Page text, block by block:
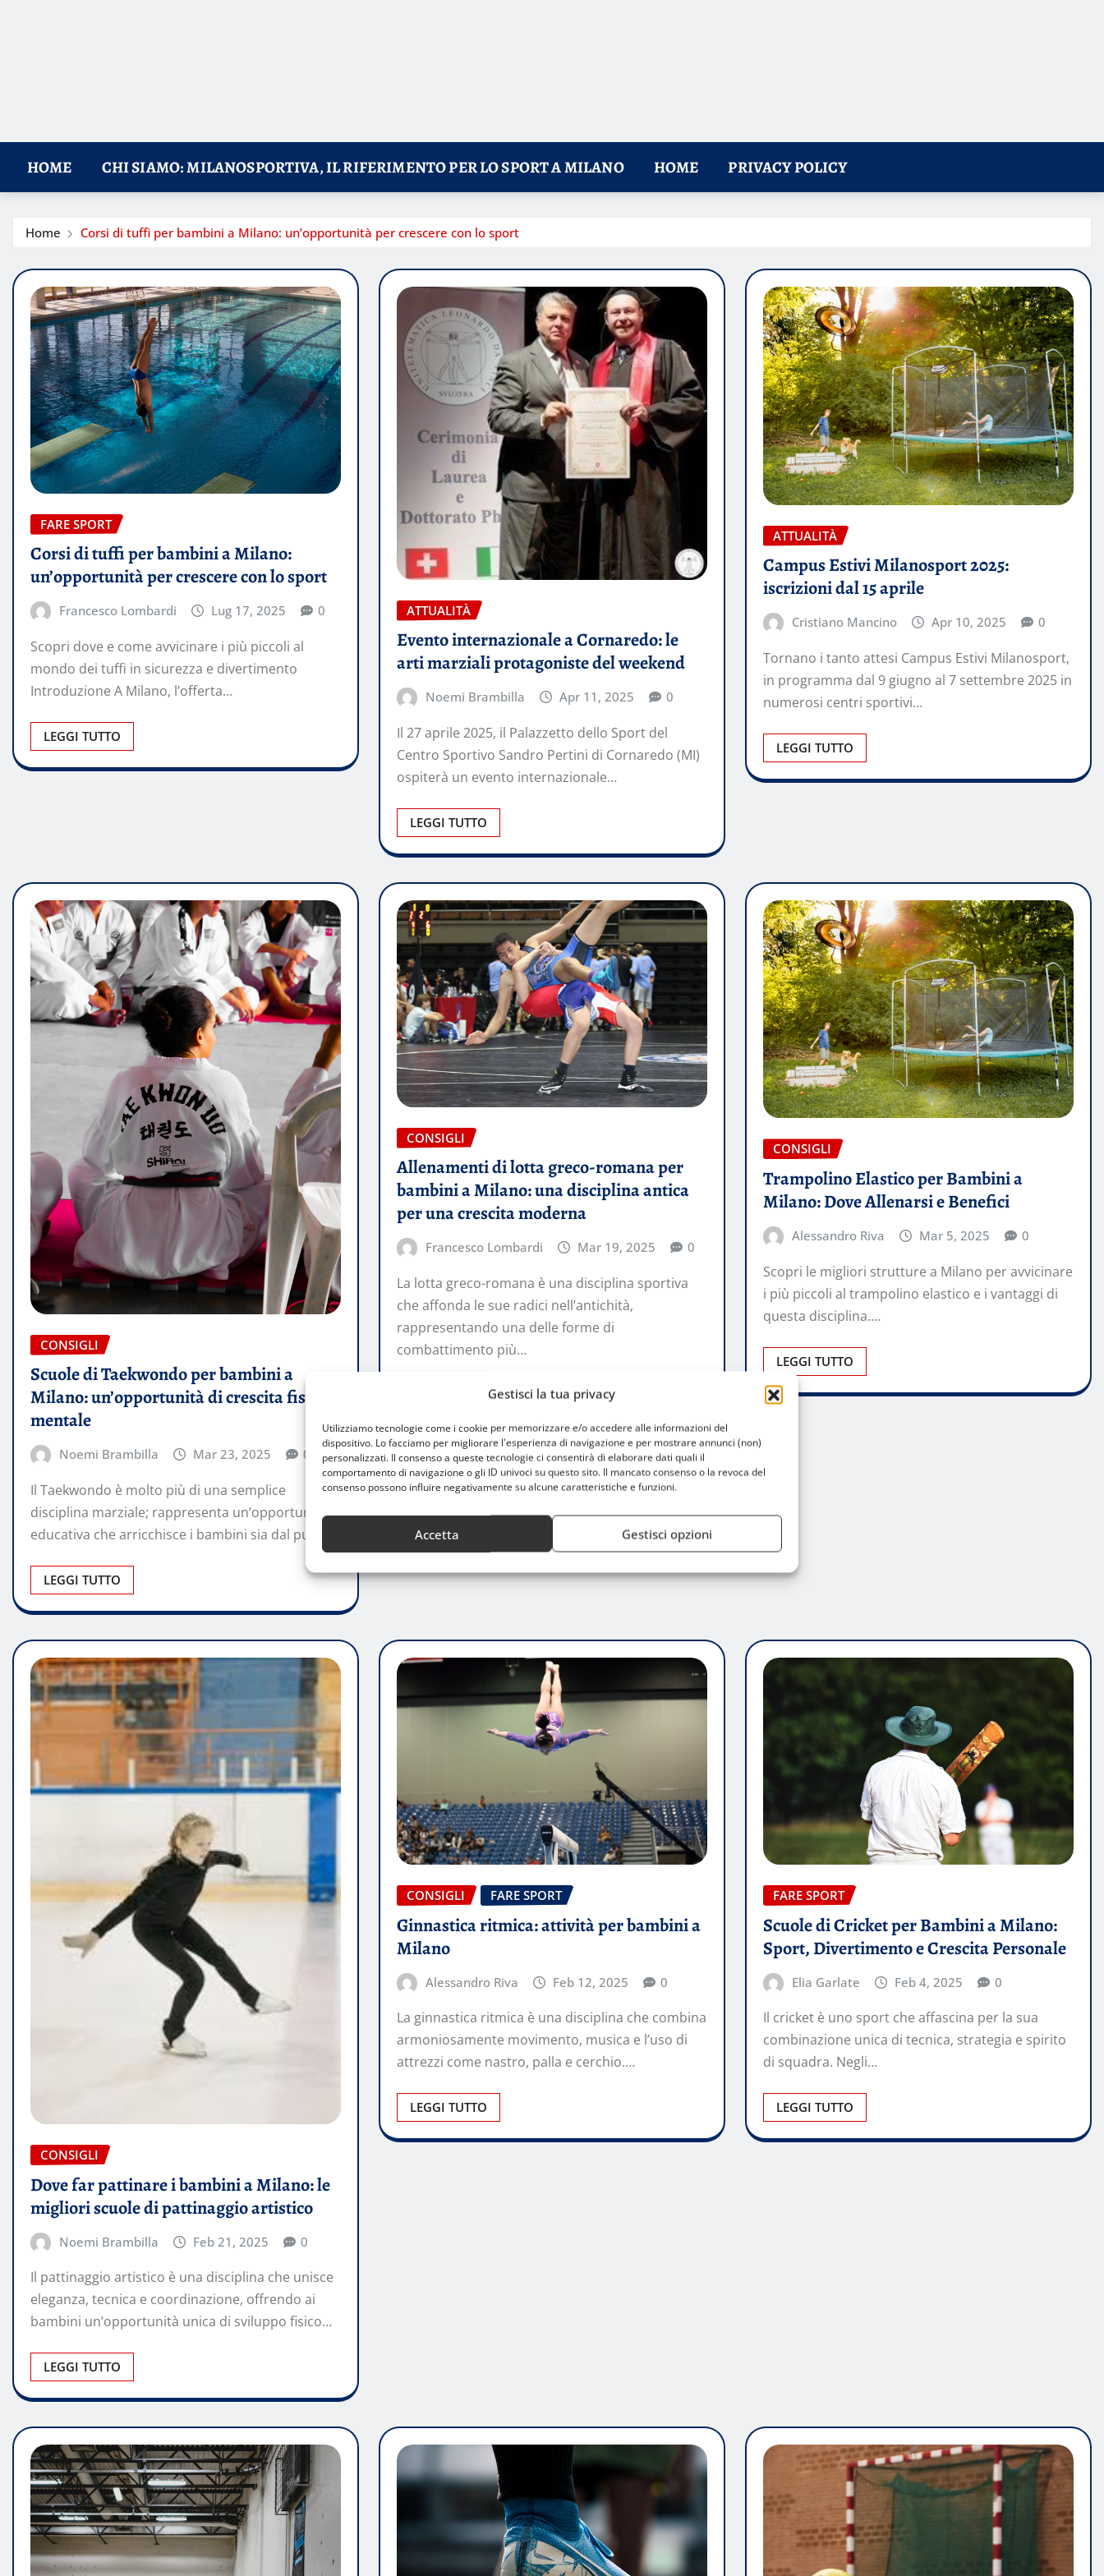
Gestisci la tua privacy
Utilizziamo tecnologie come i cookie per memorizzare e/o accedere alle informazioni del
dispositivo. Lo facciamo per migliorare l'esperienza di navigazione e per mostrare annunci (non)
personalizzati. Il consenso a queste tecnologie ci consentirà di elaborare dati quali il
comportamento di navigazione o gli ID univoci su questo sito. Il mancato consenso o la revoca del
consenso possono influire negativamente su alcune caratteristiche e funzioni.
Accetta Gestisci opzioni
HOME CHI SIAMO: MILANOSPORTIVA, IL RIFERIMENTO PER LO SPORT A MILANO HOME PRIVACY POLICY
Home Corsi di tuffi per bambini a Milano: un’opportunità per crescere con lo sport
FARE SPORT
Corsi di tuffi per bambini a Milano:
un’opportunità per crescere con lo sport
Francesco Lombardi Lug 17, 2025 0
Scopri dove e come avvicinare i più piccoli al
mondo dei tuffi in sicurezza e divertimento
Introduzione A Milano, l’offerta…
LEGGI TUTTO
ATTUALITÀ
Evento internazionale a Cornaredo: le
arti marziali protagoniste del weekend
Noemi Brambilla Apr 11, 2025 0
Il 27 aprile 2025, il Palazzetto dello Sport del
Centro Sportivo Sandro Pertini di Cornaredo (MI)
ospiterà un evento internazionale…
LEGGI TUTTO
ATTUALITÀ
Campus Estivi Milanosport 2025:
iscrizioni dal 15 aprile
Cristiano Mancino Apr 10, 2025 0
Tornano i tanto attesi Campus Estivi Milanosport,
in programma dal 9 giugno al 7 settembre 2025 in
numerosi centri sportivi…
LEGGI TUTTO
CONSIGLI
Scuole di Taekwondo per bambini a
Milano: un’opportunità di crescita fisica e
mentale
Noemi Brambilla Mar 23, 2025 0
Il Taekwondo è molto più di una semplice
disciplina marziale; rappresenta un’opportunità
educativa che arricchisce i bambini sia dal punto…
LEGGI TUTTO
CONSIGLI
Allenamenti di lotta greco-romana per
bambini a Milano: una disciplina antica
per una crescita moderna
Francesco Lombardi Mar 19, 2025 0
La lotta greco-romana è una disciplina sportiva
che affonda le sue radici nell’antichità,
rappresentando una delle forme di
combattimento più…
CONSIGLI
Trampolino Elastico per Bambini a
Milano: Dove Allenarsi e Benefici
Alessandro Riva Mar 5, 2025 0
Scopri le migliori strutture a Milano per avvicinare
i più piccoli al trampolino elastico e i vantaggi di
questa disciplina.…
LEGGI TUTTO
CONSIGLI
Dove far pattinare i bambini a Milano: le
migliori scuole di pattinaggio artistico
Noemi Brambilla Feb 21, 2025 0
Il pattinaggio artistico è una disciplina che unisce
eleganza, tecnica e coordinazione, offrendo ai
bambini un’opportunità unica di sviluppo fisico…
LEGGI TUTTO
CONSIGLI FARE SPORT
Ginnastica ritmica: attività per bambini a
Milano
Alessandro Riva Feb 12, 2025 0
La ginnastica ritmica è una disciplina che combina
armoniosamente movimento, musica e l’uso di
attrezzi come nastro, palla e cerchio.…
LEGGI TUTTO
FARE SPORT
Scuole di Cricket per Bambini a Milano:
Sport, Divertimento e Crescita Personale
Elia Garlate Feb 4, 2025 0
Il cricket è uno sport che affascina per la sua
combinazione unica di tecnica, strategia e spirito
di squadra. Negli…
LEGGI TUTTO